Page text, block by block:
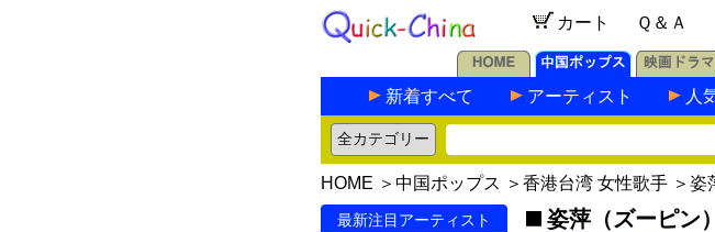
カート Ｑ＆Ａ
新着すべて アーティスト 人
HOME ＞ 中国ポップス ＞ 香港台湾 女性歌手 ＞姿
最新注目アーティスト 姿萍（ズーピン